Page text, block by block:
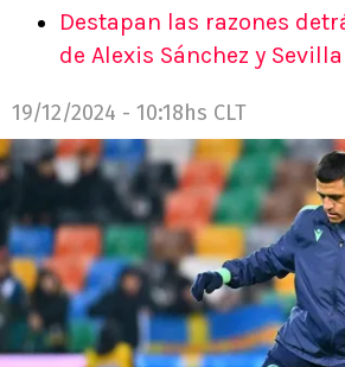
Destapan las razones
de Alexis Sánchez y Sevilla
19/12/2024 - 10:18hs CLT